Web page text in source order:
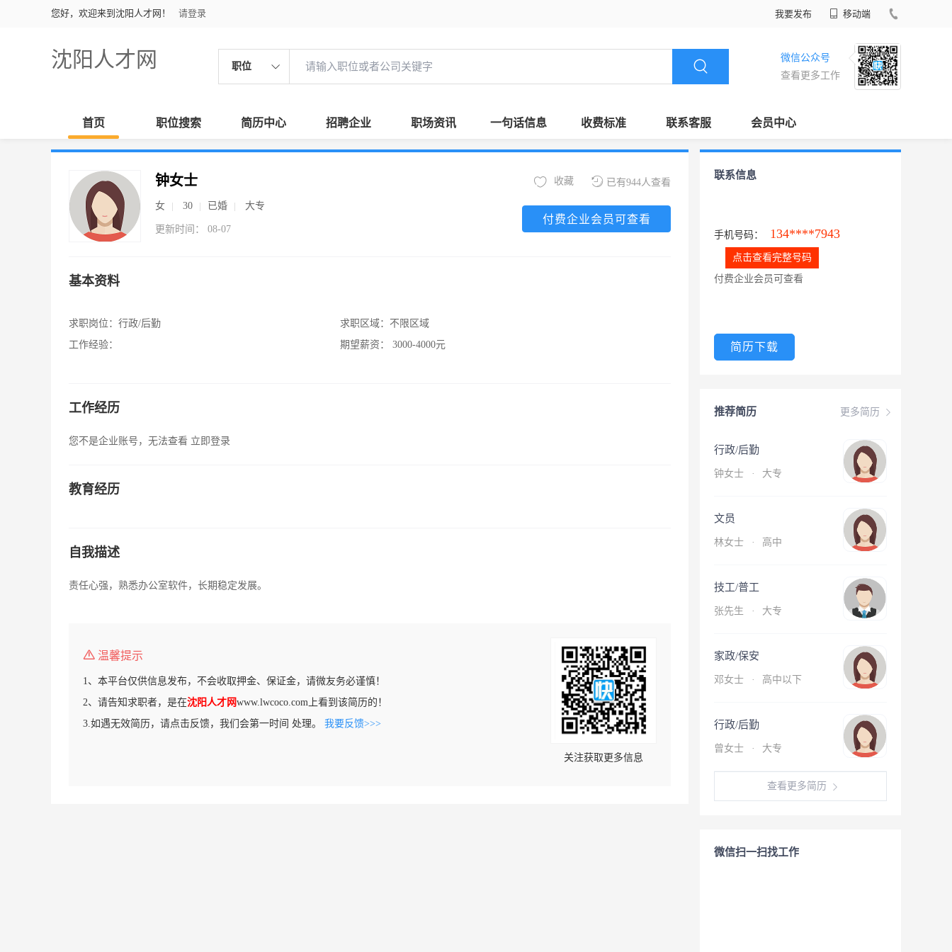
您好，欢迎来到沈阳人才网！ 请登录 我要发布 移动端
沈阳人才网 职位
微信公众号
查看更多工作
首页 职位搜索 简历中心 招聘企业 职场资讯 一句话信息 收费标准 联系客服 会员中心
钟女士
女 30 已婚 大专
更新时间： 08-07
已有944人查看
收藏
付费企业会员可查看
基本资料
求职岗位： 行政/后勤
工作经验：
求职区域： 不限区域
期望薪资：
3000-4000元
工作经历
您不是企业账号，无法查看 立即登录
教育经历
自我描述
责任心强，熟悉办公室软件，长期稳定发展。
温馨提示
1、本平台仅供信息发布，不会收取押金、保证金，请微友务必谨慎！
2、请告知求职者，是在沈阳人才网www.lwcoco.com上看到该简历的！
3.如遇无效简历，请点击反馈，我们会第一时间 处理。 我要反馈>>>
关注获取更多信息
联系信息
手机号码： 134****7943
点击查看完整号码
付费企业会员可查看
简历下载
更多简历
推荐简历
行政/后勤
钟女士 · 大专
文员
林女士 · 高中
技工/普工
张先生 · 大专
家政/保安
邓女士 · 高中以下
行政/后勤
曾女士 · 大专
查看更多简历
微信扫一扫找工作